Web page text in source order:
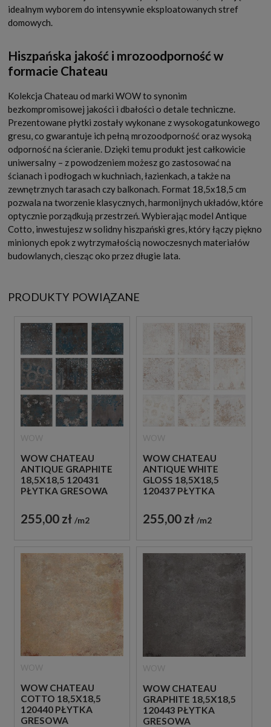
idealnym wyborem do intensywnie eksploatowanych stref
domowych.
Hiszpańska jakość i mrozoodporność w
formacie Chateau
Kolekcja Chateau od marki WOW to synonim
bezkompromisowej jakości i dbałości o detale techniczne.
Prezentowane płytki zostały wykonane z wysokogatunkowego
gresu, co gwarantuje ich pełną mrozoodporność oraz wysoką
odporność na ścieranie. Dzięki temu produkt jest całkowicie
uniwersalny – z powodzeniem możesz go zastosować na
ścianach i podłogach w kuchniach, łazienkach, a także na
zewnętrznych tarasach czy balkonach. Format 18,5x18,5 cm
pozwala na tworzenie klasycznych, harmonijnych układów, które
optycznie porządkują przestrzeń. Wybierając model Antique
Cotto, inwestujesz w solidny hiszpański gres, który łączy piękno
minionych epok z wytrzymałością nowoczesnych materiałów
budowlanych, ciesząc oko przez długie lata.
PRODUKTY POWIĄZANE
WOW CHATEAU
ANTIQUE GRAPHITE
18,5X18,5 120431
PŁYTKA GRESOWA
255,00 zł m2
WOW CHATEAU
ANTIQUE WHITE
GLOSS 18,5X18,5
120437 PŁYTKA
255,00 zł m2
WOW CHATEAU
COTTO 18,5X18,5
120440 PŁYTKA
GRESOWA
WOW CHATEAU
GRAPHITE 18,5X18,5
120443 PŁYTKA
GRESOWA